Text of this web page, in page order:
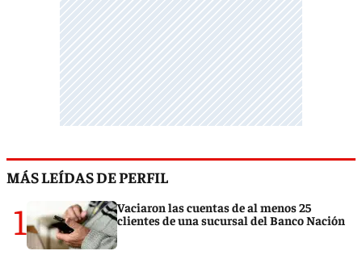
MÁS LEÍDAS DE PERFIL
1
Vaciaron las cuentas de al menos 25
clientes de una sucursal del Banco Nación